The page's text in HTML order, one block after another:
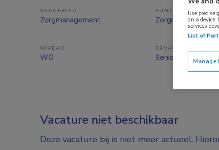
VAKGEBIED
Zorgmanagement
FUNCTIE
Zorgmanager
NIVEAU
WO
ERVARING
Senior
Vacature niet beschikbaar
Deze vacature bij is niet meer actueel.
Use
on a
services
List of
Manage